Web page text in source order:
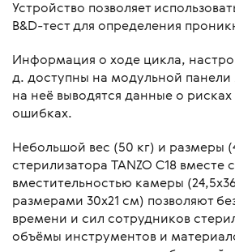
Устройство позволяет
B&D-тест для определения
Информация о ходе цикла,
д. доступны на модульной
на неё выводятся данные о
ошибках.
Небольшой вес (50 кг) и размеры
стерилизатора TANZO C18 вместе с
вместительностью камеры
размерами 30х21 см) позволяют
времени и сил сотрудников
объёмы инструментов и